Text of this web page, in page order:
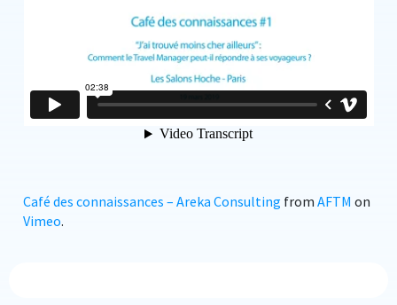
Café des connaissances – Areka Consulting from AFTM on
Vimeo.